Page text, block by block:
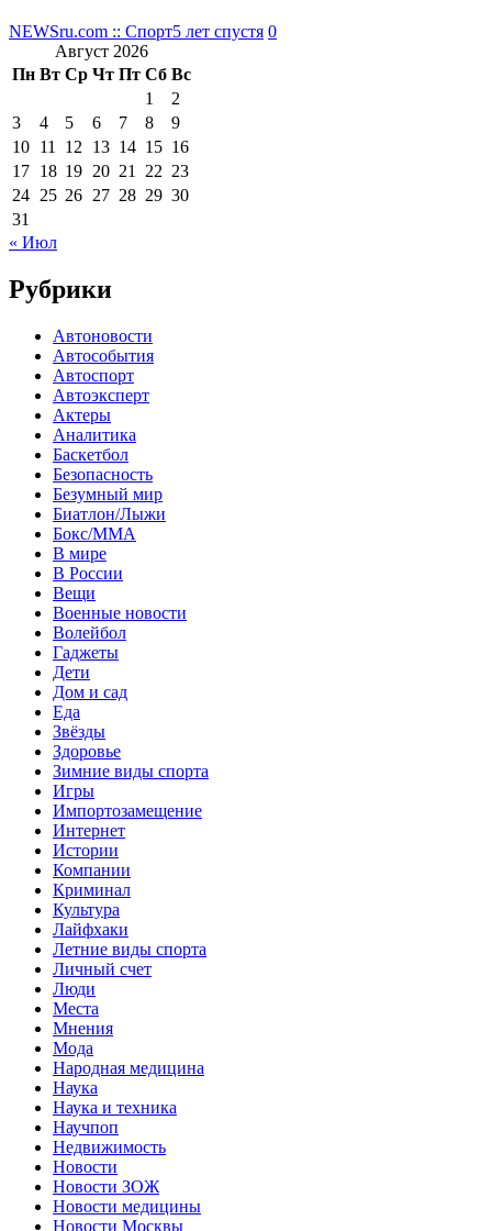
NEWSru.com :: Спорт5 лет спустя 0
Август 2026
Пн Вт Ср Чт Пт Сб Вс
1
2
3
4 5 6 7 8
9
10 11 12 13 14 15 16
17 18 19 20 21 22 23
24 25 26 27 28 29 30
31
« Июл
Рубрики
Автоновости
Автособытия
Автоспорт
Автоэксперт
Актеры
Аналитика
Баскетбол
Безопасность
Безумный мир
Биатлон/Лыжи
Бокс/MMA
В мире
В России
Вещи
Военные новости
Волейбол
Гаджеты
Дети
Дом и сад
Еда
Звёзды
Здоровье
Зимние виды спорта
Игры
Импортозамещение
Интернет
Истории
Компании
Криминал
Культура
Лайфхаки
Летние виды спорта
Личный счет
Люди
Места
Мнения
Мода
Народная медицина
Наука
Наука и техника
Научпоп
Недвижимость
Новости
Новости ЗОЖ
Новости медицины
Новости Москвы